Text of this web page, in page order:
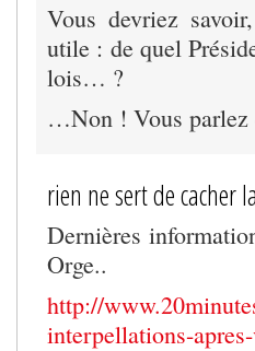
Vous devriez
utile : de quel
lois… ?
…Non ! Vous
rien ne sert de cacher
Dernières
Orge..
http://
interpellations-